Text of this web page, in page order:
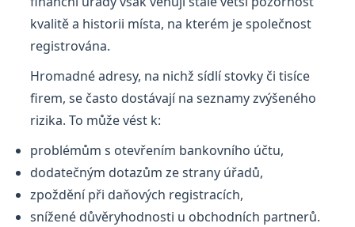
kvalitě a historii místa, na kterém je společnost
registrována.
Hromadné adresy, na nichž sídlí stovky či tisíce
firem, se často dostávají na seznamy zvýšeného
rizika. To může vést k:
problémům s otevřením bankovního účtu,
dodatečným dotazům ze strany úřadů,
zpoždění při daňových registracích,
snížené důvěryhodnosti u obchodních partnerů.